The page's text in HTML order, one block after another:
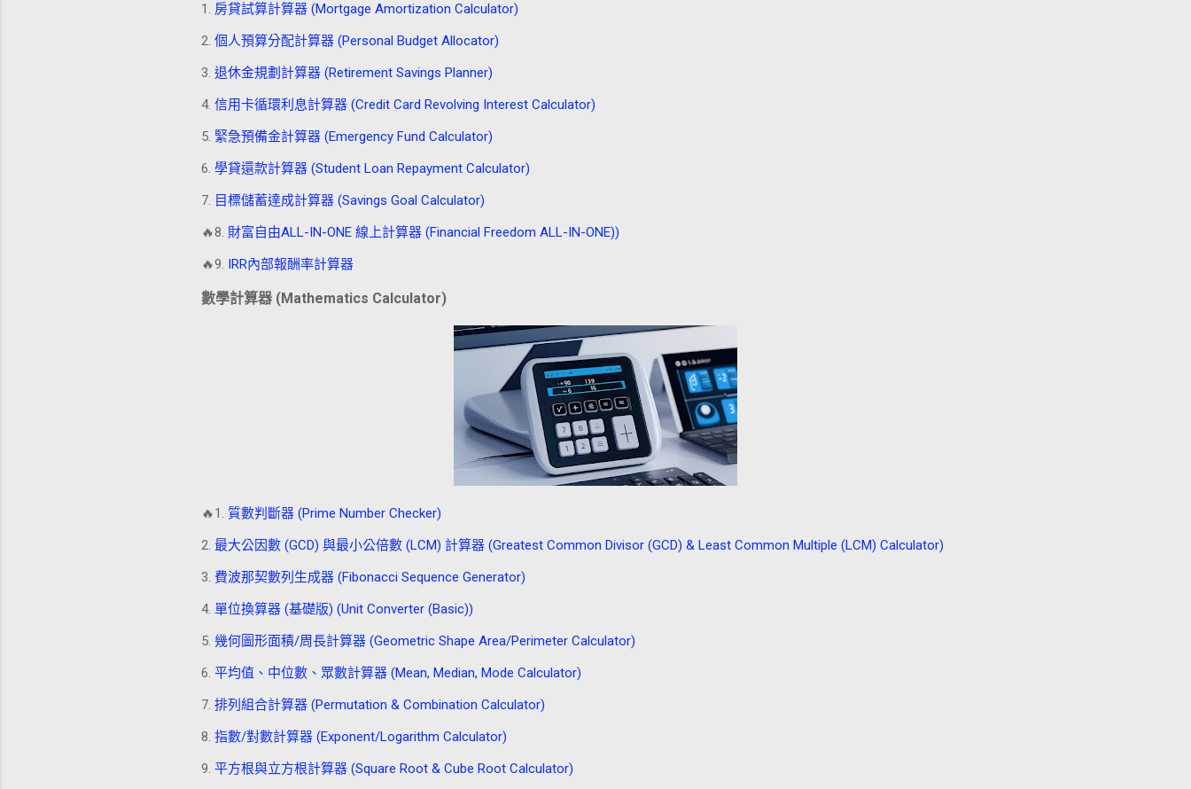
1. 房貸試算計算器 (Mortgage Amortization Calculator)
2. 個人預算分配計算器 (Personal Budget Allocator)
3. 退休金規劃計算器 (Retirement Savings Planner)
4. 信用卡循環利息計算器 (Credit Card Revolving Interest Calculator)
5. 緊急預備金計算器 (Emergency Fund Calculator)
6. 學貸還款計算器 (Student Loan Repayment Calculator)
7. 目標儲蓄達成計算器 (Savings Goal Calculator)
🔥8. 財富自由ALL-IN-ONE 線上計算器 (Financial Freedom ALL-IN-ONE))
🔥9.
IRR內部報酬率計算器
數學計算器 (Mathematics Calculator)
🔥1. 質數判斷器 (Prime Number Checker)
2. 最大公因數 (GCD) 與最小公倍數 (LCM) 計算器 (Greatest Common Divisor (GCD) & Least Common Multiple (LCM) Calculator)
3. 費波那契數列生成器 (Fibonacci Sequence Generator)
4. 單位換算器 (基礎版) (Unit Converter (Basic))
5. 幾何圖形面積/周長計算器 (Geometric Shape Area/Perimeter Calculator)
6. 平均值、中位數、眾數計算器 (Mean, Median, Mode Calculator)
7. 排列組合計算器 (Permutation & Combination Calculator)
8. 指數/對數計算器 (Exponent/Logarithm Calculator)
9. 平方根與立方根計算器 (Square Root & Cube Root Calculator)